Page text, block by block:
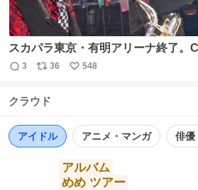
スカパラ東京・有明アリーナ終了
2026。我々は一昨日ツアー最終日を
カロニえんぴつのはっとりくんと美
ティストと御挨拶出来て感激。
返
数
3
リ
ス
数
36
い
548
クラウド
アイドル アニメ・マンガ 俳優
アルバム
めめ ツアー